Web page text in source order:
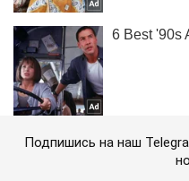
Подпишись на наш